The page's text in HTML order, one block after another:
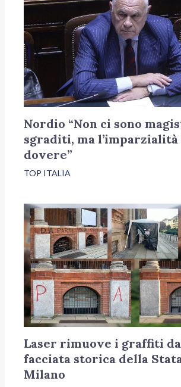
Nordio “Non ci sono
sgraditi, ma l’imparzialità
dovere”
TOP ITALIA
Laser rimuove i graffiti
facciata storica della
Milano